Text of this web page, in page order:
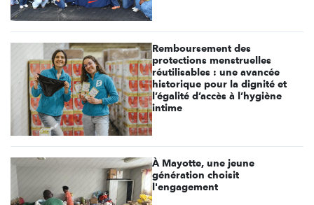
Remboursement des
protections menstruelles
réutilisables : une avancée
historique pour la dignité et
l’égalité d’accès à l’hygiène
intime
À Mayotte, une jeune
génération choisit
l'engagement